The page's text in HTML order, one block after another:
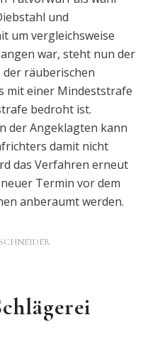
und
um vergleichsweise
war, steht nun der
der räuberischen
mit einer Mindeststrafe
bedroht ist.
der Angeklagten kann
damit nicht
das Verfahren erneut
Termin vor dem
anberaumt werden.